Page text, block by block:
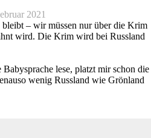
2021
– wir müssen nur über die Krim
wird. Die Krim wird bei Russland
lese, platzt mir schon die
wenig Russland wie Grönland